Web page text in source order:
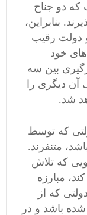
که دو جناح
بنابراین،
دولت رقیب
خود
بین سه
دیگری را
شد.
که توسط
متنفرند.
که تلاش
مبارزه
که از
باشد و در